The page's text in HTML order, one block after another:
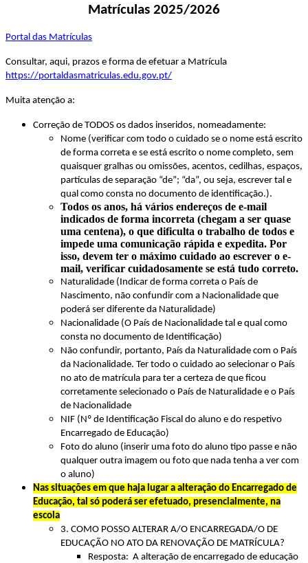
Matrículas 2025/2026
Portal das Matrículas
Consultar, aqui, prazos e forma de efetuar a Matrícula
https://portaldasmatriculas.edu.gov.pt/
Muita atenção a:
Correção de TODOS os dados inseridos, nomeadamente:
Nome (verificar com todo o cuidado se o nome está escrito
de forma correta e se está escrito o nome completo, sem
quaisquer gralhas ou omissões, acentos, cedilhas, espaços,
partículas de separação “de”; “da”, ou seja, escrever tal e
qual como consta no documento de identificação.).
Todos os anos, há vários endereços de e-mail
indicados de forma incorreta (chegam a ser quase
uma centena), o que dificulta o trabalho de todos e
impede uma comunicação rápida e expedita. Por
isso, devem ter o máximo cuidado ao escrever o e-
mail, verificar cuidadosamente se está tudo correto.
Naturalidade (Indicar de forma correta o País de
Nascimento, não confundir com a Nacionalidade que
poderá ser diferente da Naturalidade)
Nacionalidade (O País de Nacionalidade tal e qual como
consta no documento de Identificação)
Não confundir, portanto, País da Naturalidade com o País
da Nacionalidade. Ter todo o cuidado ao selecionar o País
no ato de matrícula para ter a certeza de que ficou
corretamente selecionado o País de Naturalidade e o País
de Nacionalidade
NIF (Nº de Identificação Fiscal do aluno e do respetivo
Encarregado de Educação)
Foto do aluno (inserir uma foto do aluno tipo passe e não
qualquer outra imagem ou foto que nada tenha a ver com
o aluno)
Nas situações em que haja lugar a alteração do Encarregado de
Educação, tal só poderá ser efetuado, presencialmente, na
escola
3. COMO POSSO ALTERAR A/O ENCARREGADA/O DE
EDUCAÇÃO NO ATO DA RENOVAÇÃO DE MATRÍCULA?
Resposta: A alteração de encarregado de educação